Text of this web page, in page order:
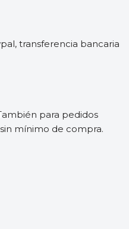
transferencia bancaria
para pedidos
mínimo de compra.